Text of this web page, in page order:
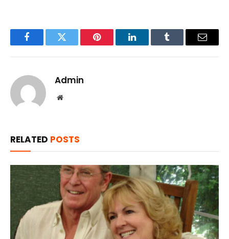
FacebookTwitter Pinterest LinkedInTumblr Email
Admin
Website
RELATED POSTS